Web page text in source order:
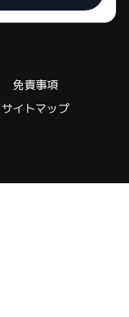
免責事項
サイトマップ